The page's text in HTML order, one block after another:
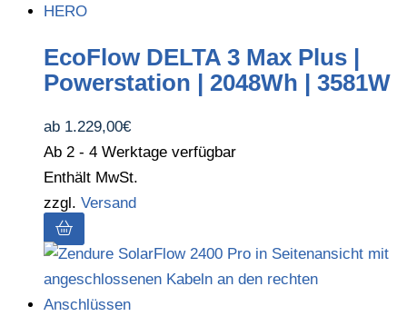
EcoFlow DELTA 3 Max Plus |
Powerstation | 2048Wh | 3581W
ab 1.229,00€
Ab 2 - 4 Werktage verfügbar
Enthält MwSt.
zzgl. Versand